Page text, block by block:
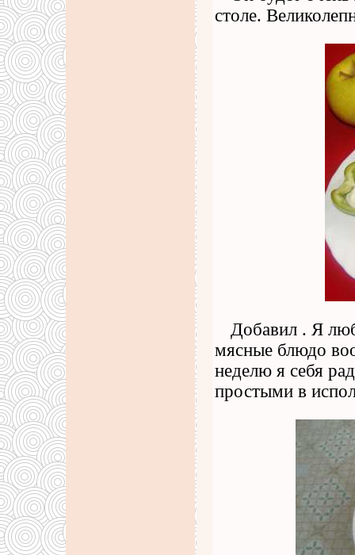
столе.
Добавил . Я
мясные блюдо
неделю я себя
простыми в